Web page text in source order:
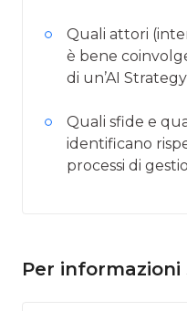
Quali attori
è bene
di un’AI
Quali sfide e
identificano
processi di
Per